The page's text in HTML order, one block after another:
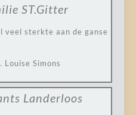
ST.Gitter
veel sterkte aan de ganse
Louise Simons
Landerloos